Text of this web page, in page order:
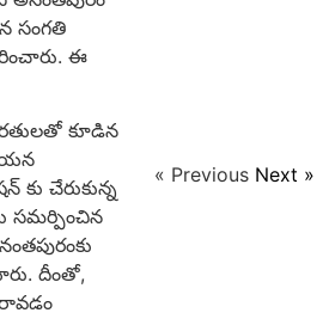
సంగతి
ఈ
కూడిన
చేరుకున్న
సమర్పించిన
దీంతో,
రావడం
« Previous Next »